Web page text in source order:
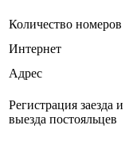
Количество номеров
Интернет
Адрес
Регистрация заезда и
выезда постояльцев